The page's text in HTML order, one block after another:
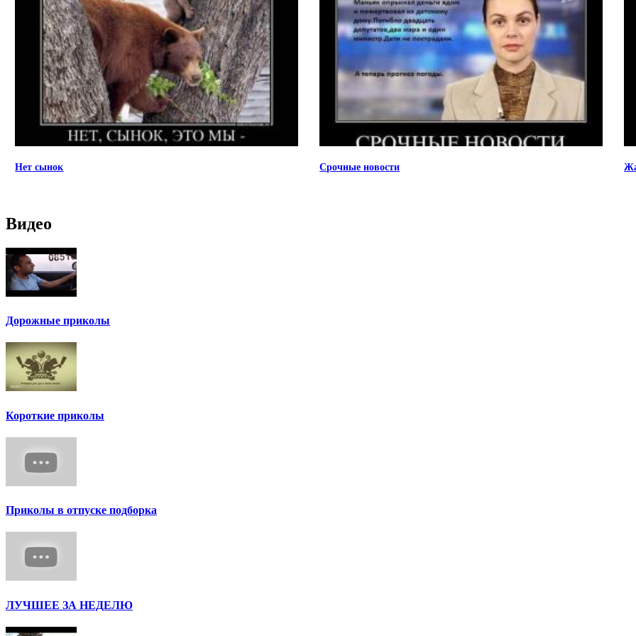
Нет сынок Срочные новости
Видео
Дорожные приколы
Короткие приколы
Приколы в отпуске подборка
ЛУЧШЕЕ ЗА НЕДЕЛЮ